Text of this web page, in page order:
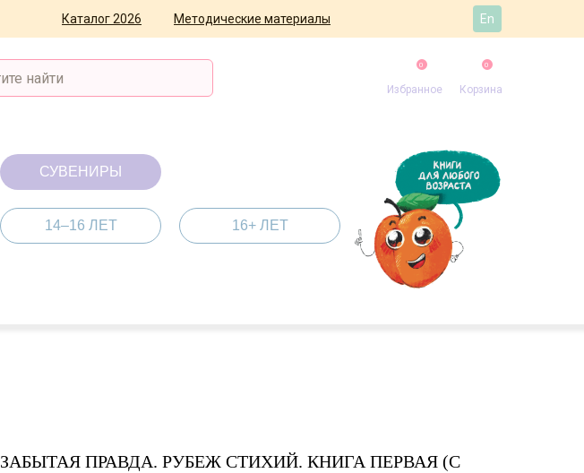
En
Каталог 2026 Методические материалы
Избранное Корзина
0 0
СУВЕНИРЫ
14–16 ЛЕТ 16+ ЛЕТ
ЗАБЫТАЯ ПРАВДА. РУБЕЖ СТИХИЙ. КНИГА ПЕРВАЯ (С